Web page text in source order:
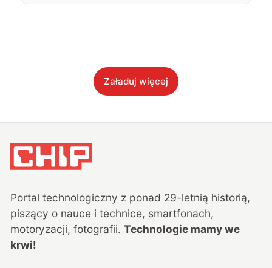
Załaduj więcej
Portal technologiczny z ponad 29-letnią historią,
piszący o nauce i technice, smartfonach,
motoryzacji, fotografii. Technologie mamy we
krwi!